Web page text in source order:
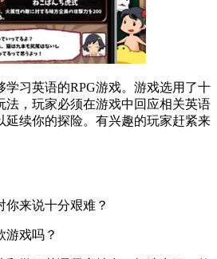
学习英语的RPG游戏。游戏选用了十
法，玩家必须在游戏中回应相关英语
延续你的探险。有兴趣的玩家赶紧来
你来说十分艰难？
游戏吗？